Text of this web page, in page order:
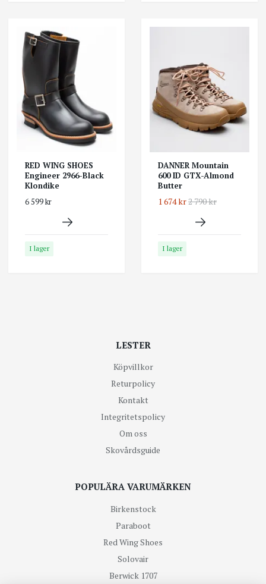
RED WING SHOES
Engineer 2966-Black
Klondike
6 599 kr
I lager
DANNER Mountain
600 ID GTX-Almond
Butter
1 674 kr2 790 kr
I lager
LESTER
Köpvillkor
Returpolicy
Kontakt
Integritetspolicy
Om oss
Skovårdsguide
POPULÄRA VARUMÄRKEN
Birkenstock
Paraboot
Red Wing Shoes
Solovair
Berwick 1707